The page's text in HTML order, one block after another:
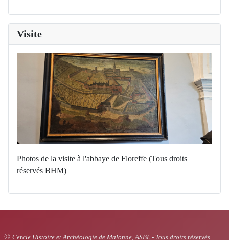
Visite
Photos de la visite à l'abbaye de Floreffe (Tous droits
réservés BHM)
© Cercle Histoire et Archéologie de Malonne, ASBL - Tous droits réservés.